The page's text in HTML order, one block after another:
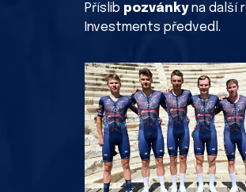
Příslib pozvánkyna další
Investments předvedl.